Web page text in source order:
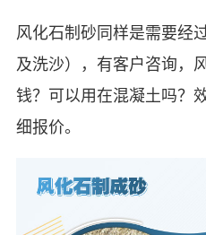
风化石制砂同样是需要经
及洗沙），有客户咨询，
钱？可以用在混凝土吗？
细报价。